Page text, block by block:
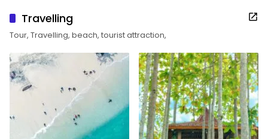
Travelling
Tour, Travelling, beach, tourist attraction,